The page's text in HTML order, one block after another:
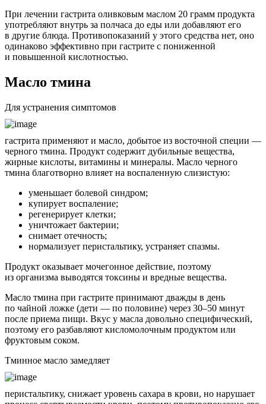
При лечении гастрита оливковым маслом 20 грамм продукта
употребляют внутрь за полчаса до еды или добавляют его
в другие блюда. Противопоказаний у этого средства нет, оно
одинаково эффективно при гастрите с пониженной
и повышенной кислотностью.
Масло тмина
Для устранения симптомов
гастрита применяют и масло, добытое из восточной специи —
черного тмина. Продукт содержит дубильные вещества,
жирные кислоты, витамины и минералы. Масло черного
тмина благотворно влияет на воспаленную слизистую:
уменьшает болевой синдром;
купирует воспаление;
регенерирует клетки;
уничтожает бактерии;
снимает отечность;
нормализует перистальтику, устраняет спазмы.
Продукт оказывает мочегонное действие, поэтому
из организма выводятся токсины и вредные вещества.
Масло тмина при гастрите принимают дважды в день
по чайной ложке (дети — по половине) через 30–50 минут
после приема пищи. Вкус у масла довольно специфический,
поэтому его разбавляют кисломолочным продуктом или
фруктовым соком.
Тминное масло замедляет
перистальтику, снижает уровень сахара в крови, но нарушает